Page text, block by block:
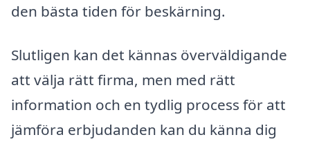
den bästa tiden för beskärning.
Slutligen kan det kännas överväldigande
att välja rätt firma, men med rätt
information och en tydlig process för att
jämföra erbjudanden kan du känna dig